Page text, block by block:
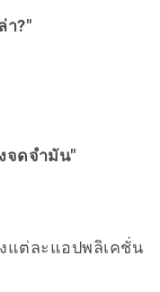
า?"
จดจำมัน"
แต่ละแอปพลิเคชั่น